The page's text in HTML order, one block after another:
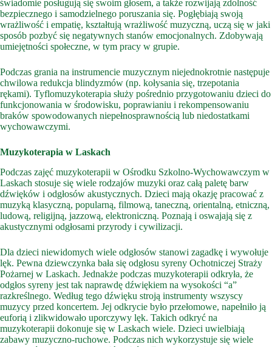
świadomie posługują się swoim głosem, a także rozwijają zdolność
bezpiecznego i samodzielnego poruszania się. Pogłębiają swoją
wrażliwość i empatię, kształtują wrażliwość muzyczną, uczą się w jaki
sposób pozbyć się negatywnych stanów emocjonalnych. Zdobywają
umiejętności społeczne, w tym pracy w grupie.
Podczas grania na instrumencie muzycznym niejednokrotnie następuje
chwilowa redukcja blindyzmów (np. kołysania się, trzepotania
rękami). Tyflomuzykoterapia służy pośrednio przygotowaniu dzieci do
funkcjonowania w środowisku, poprawianiu i rekompensowaniu
braków spowodowanych niepełnosprawnością lub niedostatkami
wychowawczymi.
Muzykoterapia w Laskach
Podczas zajęć muzykoterapii w Ośrodku Szkolno-Wychowawczym w
Laskach stosuje się wiele rodzajów muzyki oraz całą paletę barw
dźwięków i odgłosów akustycznych. Dzieci mają okazję pracować z
muzyką klasyczną, popularną, filmową, taneczną, orientalną, etniczną,
ludową, religijną, jazzową, elektroniczną. Poznają i oswajają się z
akustycznymi odgłosami przyrody i cywilizacji.
Dla dzieci niewidomych wiele odgłosów stanowi zagadkę i wywołuje
lęk. Pewna dziewczynka bała się odgłosu syreny Ochotniczej Straży
Pożarnej w Laskach. Jednakże podczas muzykoterapii odkryła, że
odgłos syreny jest tak naprawdę dźwiękiem na wysokości “a”
razkreślnego. Według tego dźwięku stroją instrumenty wszyscy
muzycy przed koncertem. Jej odkrycie było przełomowe, napełniło ją
euforią i zlikwidowało uporczywy lęk. Takich odkryć na
muzykoterapii dokonuje się w Laskach wiele. Dzieci uwielbiają
zabawy muzyczno-ruchowe. Podczas nich wykorzystuje się wiele